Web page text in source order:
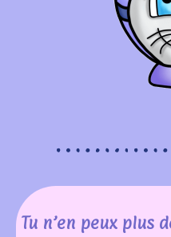
Tu n’en peux plus